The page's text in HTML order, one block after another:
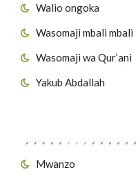
Walio ongoka
Wasomaji mbali mbali
Wasomaji wa Qur’ani
Yakub Abdallah
Mwanzo